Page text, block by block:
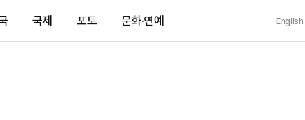
국제 포토 문화·연예 English